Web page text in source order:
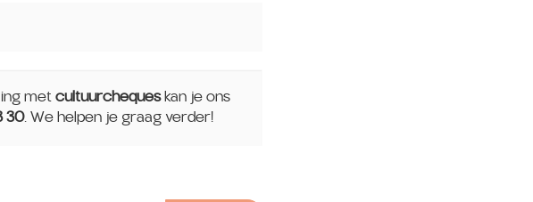
met cultuurchequeskan je ons
30. We helpen je graag verder!